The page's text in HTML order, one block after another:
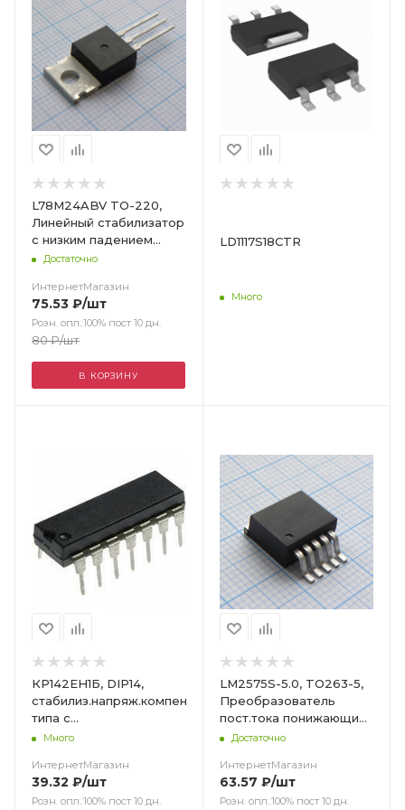
L78M24ABV TO-220,
Линейный стабилизатор
с низким падением
напряжения
Достаточно
ИнтернетМагазин
75.53 ₽/шт
Розн. опл.:100% пост 10 дн.
80₽/шт
В КОРЗИНУ
LD1117S18CTR
Много
КР142ЕН1Б, DIP14,
стабилиз.напряж.компенсационного
типа с
регул.вых.напряж.
12V,150Am
Много
ИнтернетМагазин
39.32 ₽/шт
Розн. опл.:100% пост 10 дн.
LM2575S-5.0, TO263-5,
Преобразователь
пост.тока понижающий
вх.4V ~ 40V, вых.5В 2А
Достаточно
ИнтернетМагазин
63.57 ₽/шт
Розн. опл.:100% пост 10 дн.